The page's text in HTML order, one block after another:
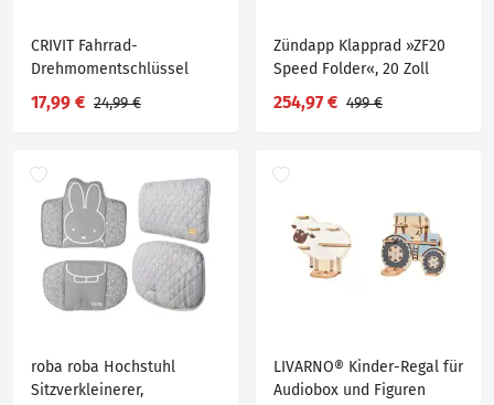
CRIVIT Fahrrad-
Drehmomentschlüssel
17,99 € 24,99 €
Zündapp Klapprad »ZF20
Speed Folder«, 20 Zoll
254,97 € 499 €
roba roba Hochstuhl
Sitzverkleinerer,
LIVARNO® Kinder-Regal für
Audiobox und Figuren